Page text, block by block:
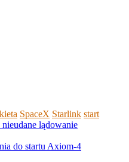
SpaceX Starlink start
lądowanie
do startu Axiom-4